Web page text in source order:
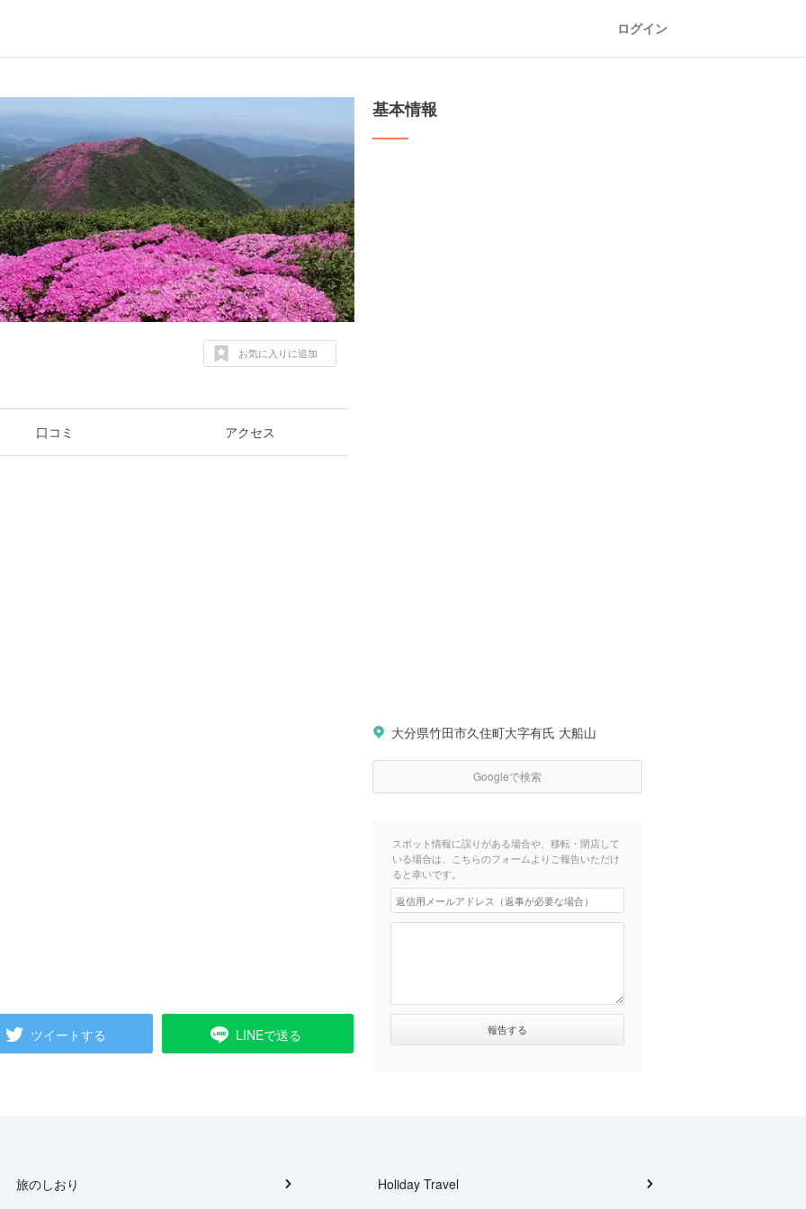
ログイン
お気に入りに追加
口コミ アクセス
ツイートする LINEで送る
基本情報
大分県竹田市久住町大字有氏 大船山
Googleで検索
スポット情報に誤りがある場合や、移転・閉店して
いる場合は、こちらのフォームよりご報告いただけ
ると幸いです。
旅のしおり Holiday Travel